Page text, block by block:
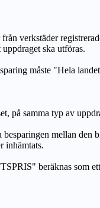
verkstäder
ska utföras.
måste "Hela
på samma typ av
mellan den
inhämtats.
beräknas som ett